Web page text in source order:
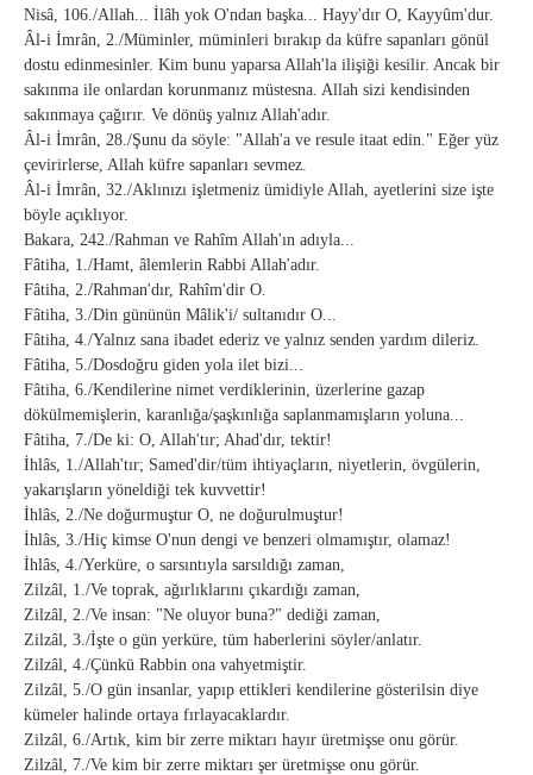
Nisâ, 106./Allah... İlâh yok O'ndan başka... Hayy'dır O, Kayyûm'dur.
Âl-i İmrân, 2./Müminler, müminleri bırakıp da küfre sapanları gönül
dostu edinmesinler. Kim bunu yaparsa Allah'la ilişiği kesilir. Ancak bir
sakınma ile onlardan korunmanız müstesna. Allah sizi kendisinden
sakınmaya çağırır. Ve dönüş yalnız Allah'adır.
Âl-i İmrân, 28./Şunu da söyle: "Allah'a ve resule itaat edin." Eğer yüz
çevirirlerse, Allah küfre sapanları sevmez.
Âl-i İmrân, 32./Aklınızı işletmeniz ümidiyle Allah, ayetlerini size işte
böyle açıklıyor.
Bakara, 242./Rahman ve Rahîm Allah'ın adıyla...
Fâtiha, 1./Hamt, âlemlerin Rabbi Allah'adır.
Fâtiha, 2./Rahman'dır, Rahîm'dir O.
Fâtiha, 3./Din gününün Mâlik'i/ sultanıdır O...
Fâtiha, 4./Yalnız sana ibadet ederiz ve yalnız senden yardım dileriz.
Fâtiha, 5./Dosdoğru giden yola ilet bizi...
Fâtiha, 6./Kendilerine nimet verdiklerinin, üzerlerine gazap
dökülmemişlerin, karanlığa/şaşkınlığa saplanmamışların yoluna...
Fâtiha, 7./De ki: O, Allah'tır; Ahad'dır, tektir!
İhlâs, 1./Allah'tır; Samed'dir/tüm ihtiyaçların, niyetlerin, övgülerin,
yakarışların yöneldiği tek kuvvettir!
İhlâs, 2./Ne doğurmuştur O, ne doğurulmuştur!
İhlâs, 3./Hiç kimse O'nun dengi ve benzeri olmamıştır, olamaz!
İhlâs, 4./Yerküre, o sarsıntıyla sarsıldığı zaman,
Zilzâl, 1./Ve toprak, ağırlıklarını çıkardığı zaman,
Zilzâl, 2./Ve insan: "Ne oluyor buna?" dediği zaman,
Zilzâl, 3./İşte o gün yerküre, tüm haberlerini söyler/anlatır.
Zilzâl, 4./Çünkü Rabbin ona vahyetmiştir.
Zilzâl, 5./O gün insanlar, yapıp ettikleri kendilerine gösterilsin diye
kümeler halinde ortaya fırlayacaklardır.
Zilzâl, 6./Artık, kim bir zerre miktarı hayır üretmişse onu görür.
Zilzâl, 7./Ve kim bir zerre miktarı şer üretmişse onu görür.